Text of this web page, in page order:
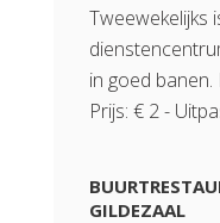
Tweewekelijks
in goed
Prijs: € 2 -
GILDEZAAL